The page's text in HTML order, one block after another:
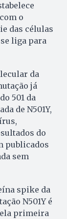
o
das células
se liga para
da
já
501 da
de N501Y,
do
publicados
sem
spike da
N501Y é
primeira